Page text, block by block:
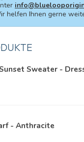
helfen Ihnen gerne
Sweater -
- Anthracite